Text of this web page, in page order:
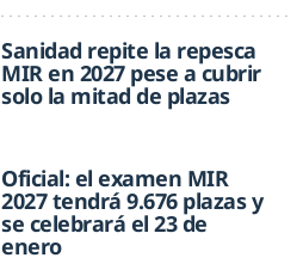
Sanidad repite la repesca
MIR en 2027 pese a cubrir
solo la mitad de plazas
Oficial: el examen MIR
2027 tendrá 9.676 plazas y
se celebrará el 23 de
enero